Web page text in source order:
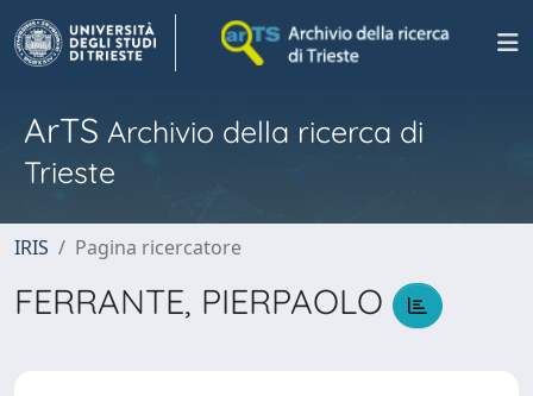
ArTS Archivio della ricerca di
Trieste
IRIS Pagina ricercatore
FERRANTE, PIERPAOLO